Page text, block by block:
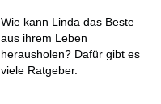
Wie kann Linda das Beste
aus ihrem Leben
herausholen? Dafür gibt es
viele Ratgeber.